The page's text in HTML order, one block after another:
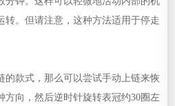
转。但请注意，这种方法适用于停走
款式，那么可以尝试手动上链来恢
方向，然后逆时针旋转表冠约30圈左